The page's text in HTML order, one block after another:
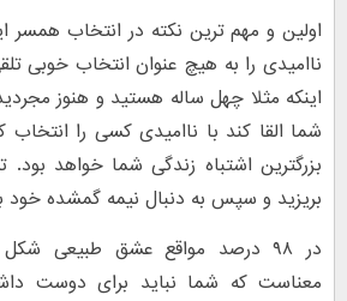
اولین و مهم ترین نکته در انتخاب همسر
ناامیدی را به هیچ عنوان انتخاب خوبی
اینکه مثلا چهل ساله هستید و هنوز
شما القا کند با ناامیدی کسی را
بزرگترین اشتباه زندگی شما خواهد بود.
بریزید و سپس به دنبال نیمه گمشده خود
در ۹۸ درصد مواقع عشق طبیعی
معناست که شما نباید برای دوست